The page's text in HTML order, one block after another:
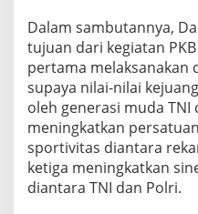
g
,
N
I
d
a
n
P
o
l
Dalam sambutannya,
tujuan dari kegiatan
pertama melaksanakan
supaya nilai-nilai
oleh generasi muda TNI
meningkatkan
sportivitas diantara
ketiga meningkatkan
diantara TNI dan Polri.